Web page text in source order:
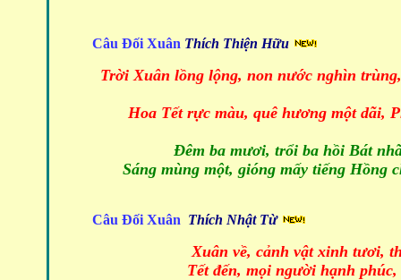
Câu Đối Xuân Thích Thiện Hữu
Trời Xuân lồng lộng, non nước nghìn
Hoa Tết rực màu, quê hương một dãi,
Đêm ba mươi, trổi ba hồi Bát
Sáng mùng một, gióng mấy tiếng
Câu Đối Xuân Thích Nhật Từ
Xuân về, cảnh vật xinh tươi,
Tết đến, mọi người hạnh